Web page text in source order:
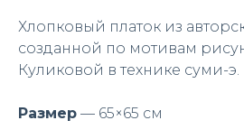
Хлопковый платок из
созданной по мотивам
Куликовой в технике суми-э.
Размер — 65×65 см